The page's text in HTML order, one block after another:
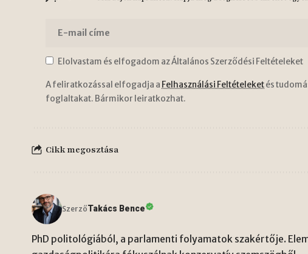
Elolvastam és elfogadom az Általános Szerződési Feltételeket
A feliratkozással elfogadja a Felhasználási Feltételeketés
foglaltakat. Bármikor leiratkozhat.
Cikk megosztása
SzerzőTakács Bence
PhD politológiából, a parlamenti folyamatok szakértője.